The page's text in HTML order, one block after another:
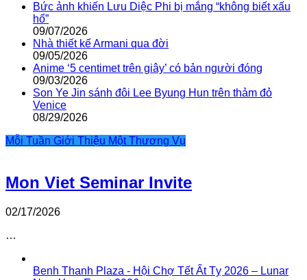
Bức ảnh khiến Lưu Diệc Phi bị mắng “không biết xấu
hổ”
09/07/2026
Nhà thiết kế Armani qua đời
09/05/2026
Anime ‘5 centimet trên giây’ có bản người đóng
09/03/2026
Son Ye Jin sánh đôi Lee Byung Hun trên thảm đỏ
Venice
08/29/2026
Mỗi Tuần Giới Thiệu Một Thương Vụ
Mon Viet Seminar Invite
02/17/2026
…
Benh Thanh Plaza - Hội Chợ Tết Ất Tỵ 2026 – Lunar